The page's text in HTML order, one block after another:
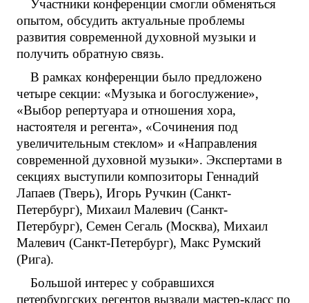
Участники конференции смогли обменяться
опытом, обсудить актуальные проблемы
развития современной духовной музыки и
получить обратную связь.
В рамках конференции было предложено
четыре секции: «Музыка и богослужение»,
«Выбор репертуара и отношения хора,
настоятеля и регента», «Сочинения под
увеличительным стеклом» и «Направления
современной духовной музыки». Экспертами в
секциях выступили композиторы Геннадий
Лапаев (Тверь), Игорь Ручкин (Санкт-
Петербург), Михаил Малевич (Санкт-
Петербург), Семен Сегаль (Москва), Михаил
Малевич (Санкт-Петербург), Макс Румский
(Рига).
Большой интерес у собравшихся
петербургских регентов вызвали мастер-класс по